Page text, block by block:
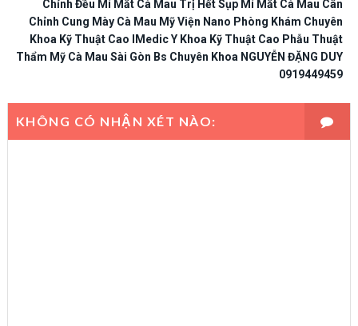
Chỉnh Đều Mí Mắt Cà Mau Trị Hết Sụp Mí Mắt Cà Mau Cân
Chỉnh Cung Mày Cà Mau Mỹ Viện Nano Phòng Khám Chuyên
Khoa Kỹ Thuật Cao IMedic Y Khoa Kỹ Thuật Cao Phẫu Thuật
Thẩm Mỹ Cà Mau Sài Gòn Bs Chuyên Khoa NGUYỄN ĐẶNG DUY
0919449459
KHÔNG CÓ NHẬN XÉT NÀO: